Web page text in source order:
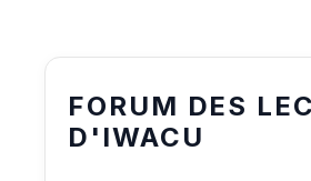
FORUM DES
D'IWACU